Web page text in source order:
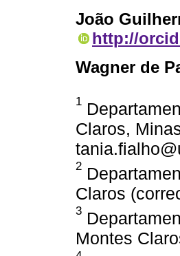
João
http://
Wagner de
1
Claros,
2
Claros
3
Montes